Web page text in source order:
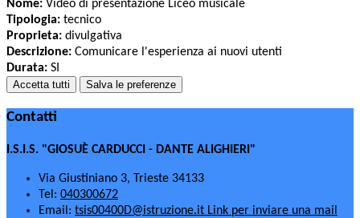
Nome: Video di presentazione Liceo musicale
Tipologia: tecnico
Proprieta: divulgativa
Descrizione: Comunicare l'esperienza ai nuovi utenti
Durata: SI
Accetta tutti Salva le preferenze
Contatti
I.S.I.S. "GIOSUÈ CARDUCCI - DANTE ALIGHIERI"
Via Giustiniano 3, Trieste 34133
Tel: 040300672
Email: tsis00400D@istruzione.it Link per inviare una mail